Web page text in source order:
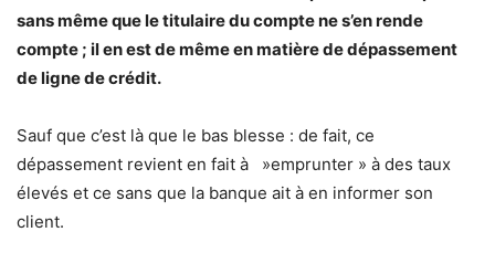
sans même que le titulaire du compte ne s’en rende
compte ; il en est de même en matière de dépassement
de ligne de crédit.
Sauf que c’est là que le bas blesse : de fait, ce
dépassement revient en fait à »emprunter » à des taux
élevés et ce sans que la banque ait à en informer son
client.​